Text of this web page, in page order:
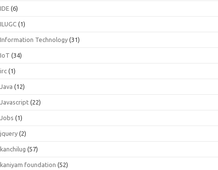
IDE (6)
ILUGC (1)
Information Technology (31)
IoT (34)
irc (1)
Java (12)
Javascript (22)
Jobs (1)
jquery (2)
kanchilug (57)
kaniyam foundation (52)